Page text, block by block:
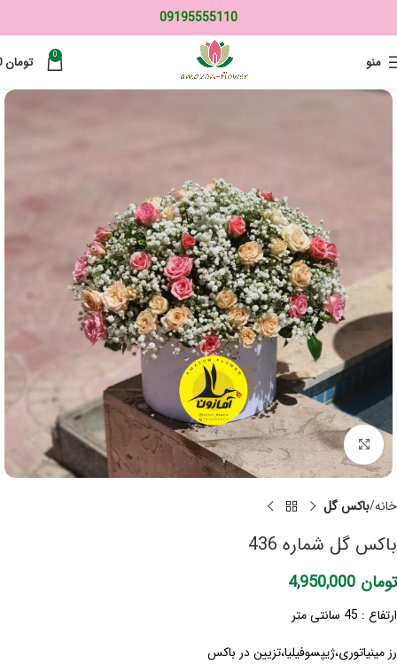
09195555110
منو 0 تومان0
برای بزرگنمایی کلیک کنید
خانه باکس گل
باکس گل شماره 436
تومان
ارتفاع : 45 سانتی متر
رز مینیاتوری،ژیپسوفیلیا،تزیین در باکس